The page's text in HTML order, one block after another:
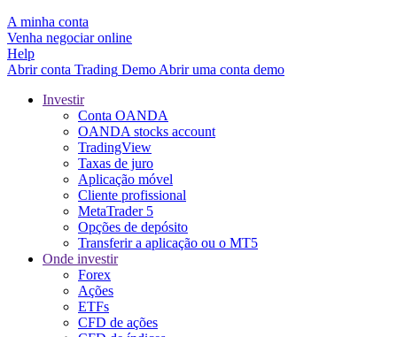
A minha conta
Venha negociar online
Help
Abrir conta Trading Demo Abrir uma conta demo
Investir
Conta OANDA
OANDA stocks account
TradingView
Taxas de juro
Aplicação móvel
Cliente profissional
MetaTrader 5
Opções de depósito
Transferir a aplicação ou o MT5
Onde investir
Forex
Ações
ETFs
CFD de ações